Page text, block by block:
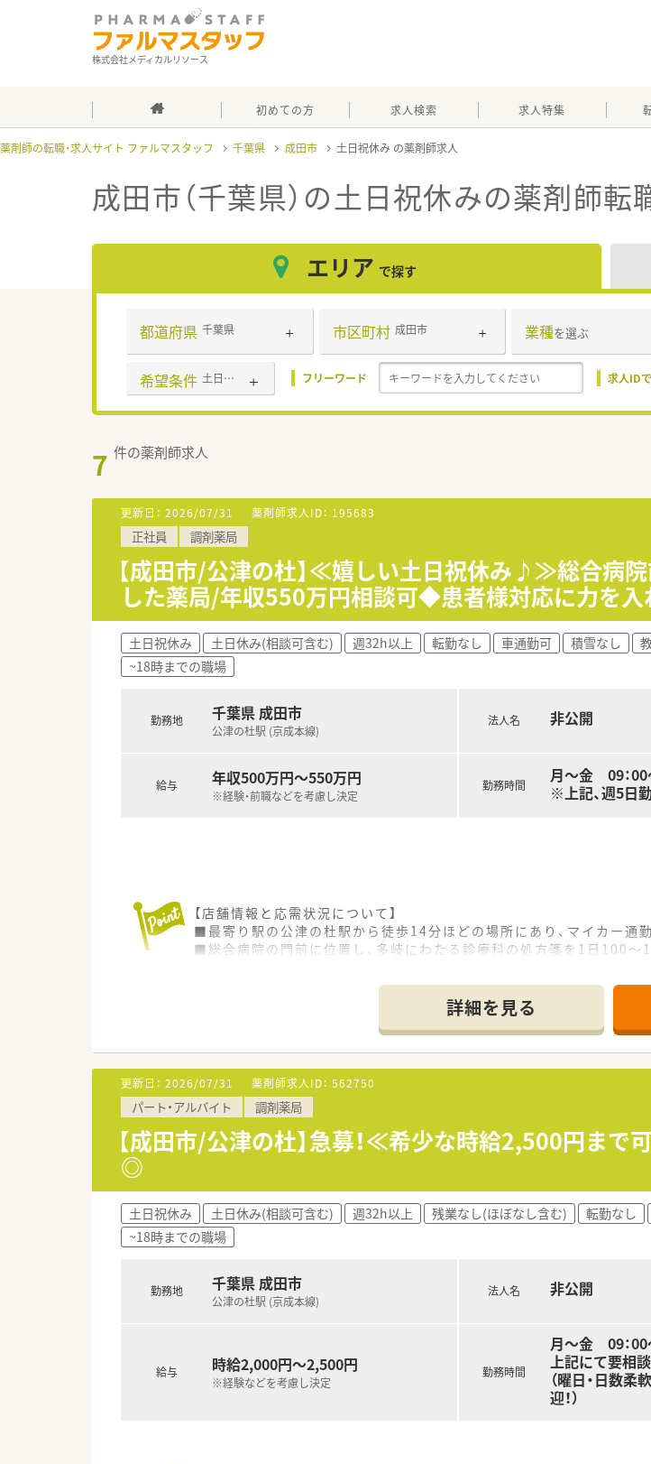
株式会社メディカルリソース
初めての方 求人検索 求人特集
薬剤師の転職・求人サイト ファルマスタッフ 千葉県 成田市 土日祝休み
成田市（千葉県）の土日祝休みの薬剤師転
エリア で探す
都道府県 千葉県 市区町村 成田市 業種を選ぶ
希望条件 土日祝休み フリーワード 求人ID
7 件の薬剤師求人
更新日： 2026/07/31 薬剤師求人ID： 195683
正社員 調剤薬局
【成田市/公津の杜】≪嬉しい土日祝休み♪≫総合病
した薬局/年収550万円相談可◆患者様対応に力を入
土日祝休み 土日休み(相談可含む) 週32h以上 転勤なし 車通勤可 積雪なし
~18時までの職場
勤務地 千葉県 成田市
公津の杜駅 (京成本線)
給与 年収500万円～550万円
※経験・前職などを考慮し決定
法人名 非公開
勤務時間
月～金 09：00
※上記、週5日
【店舗情報と応需状況について】
■最寄り駅の公津の杜駅から徒歩14分ほどの場所にあり、マイカー通
■総合病院の門前に位置し、多岐にわたる診療科の処方箋を1日100～
■総合病院から応需する多種多様な処方箋の調剤、監査、そして丁寧な
■幅広い疾患の患者様が来局されるため、それぞれの状況に応じた適
■地域に密着したかかりつけ薬局として、健康に関する相談などにも
【こんな取り組みをしています】
■お薬の処方だけでなく、予防医療や健康維持の観点からも地域住民の
■未来の医療を担う薬学生の実務実習を積極的に受け入れ、薬剤師の
■患者様が心から安心して利用できる薬局を目指し、常に親身な対応
■週末は完全に休んでプライベートの時間を確保したいという方に、
■総合病院門前の多科目応需の環境で、薬剤師としての対応力をさら
■地域に根差したアットホームな雰囲気の薬局で、腰を据えて長く働き
詳細を見る
更新日： 2026/07/31 薬剤師求人ID： 562750
パート・アルバイト 調剤薬局
【成田市/公津の杜】急募！≪希少な時給2,500円ま
◎
土日祝休み 土日休み(相談可含む) 週32h以上 残業なし(ほぼなし含む) 転勤なし
~18時までの職場
勤務地 千葉県 成田市
公津の杜駅 (京成本線)
給与 時給2,000円～2,500円
※経験などを考慮し決定
法人名 非公開
勤務時間
月～金 09：00
上記にて要相談
（曜日・日数
迎！）